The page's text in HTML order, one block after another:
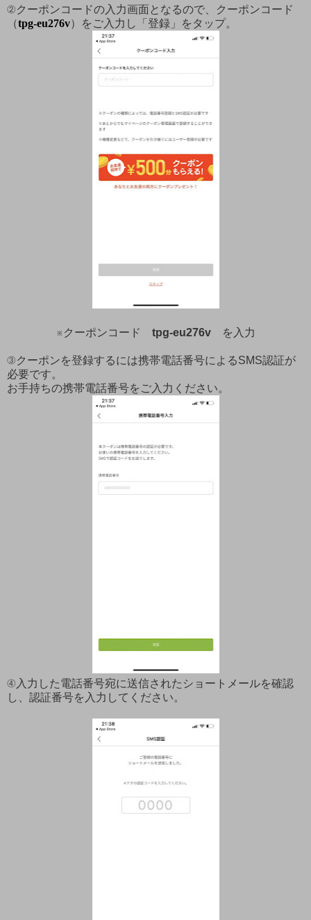
②クーポンコードの入力画面となるので、クーポンコード
（tpg-eu276v）をご入力し「登録」をタップ。
※クーポンコード tpg-eu276vを入力
③クーポンを登録するには携帯電話番号によるSMS認証が
必要です。
お手持ちの携帯電話番号をご入力ください。
④入力した電話番号宛に送信されたショートメールを確認
し、認証番号を入力してください。